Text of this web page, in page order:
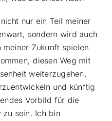
nur ein Teil meiner
sondern wird auch
Zukunft spielen.
diesen Weg mit
weiterzugehen,
und künftig
Vorbild für die
zu sein. Ich bin